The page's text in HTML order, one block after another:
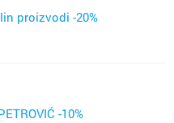
proizvodi -20%
-10%